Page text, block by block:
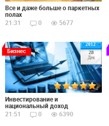
Все и даже больше о паркетных
полах
21:31
0 5677
2012
28
Дек
Бизнес
Инвестирование и
национальный доход
21:51
0 6390